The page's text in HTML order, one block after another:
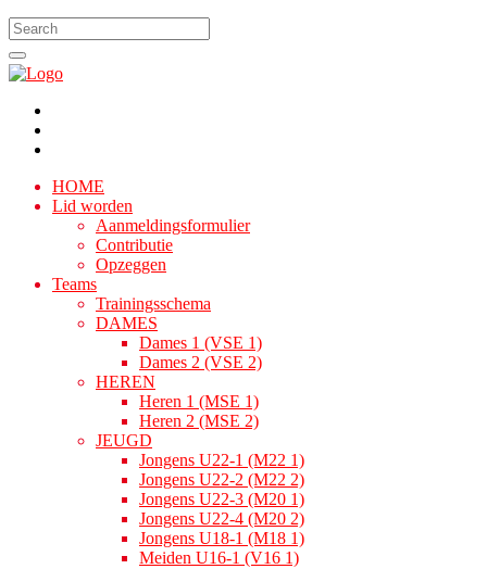
HOME
Lid worden
Aanmeldingsformulier
Contributie
Opzeggen
Teams
Trainingsschema
DAMES
Dames 1 (VSE 1)
Dames 2 (VSE 2)
HEREN
Heren 1 (MSE 1)
Heren 2 (MSE 2)
JEUGD
Jongens U22-1 (M22 1)
Jongens U22-2 (M22 2)
Jongens U22-3 (M20 1)
Jongens U22-4 (M20 2)
Jongens U18-1 (M18 1)
Meiden U16-1 (V16 1)